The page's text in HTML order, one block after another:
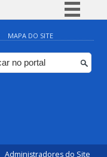
Simplifique!
Comunica BR
Participe
MAPA DO SITE
Administradores do Site